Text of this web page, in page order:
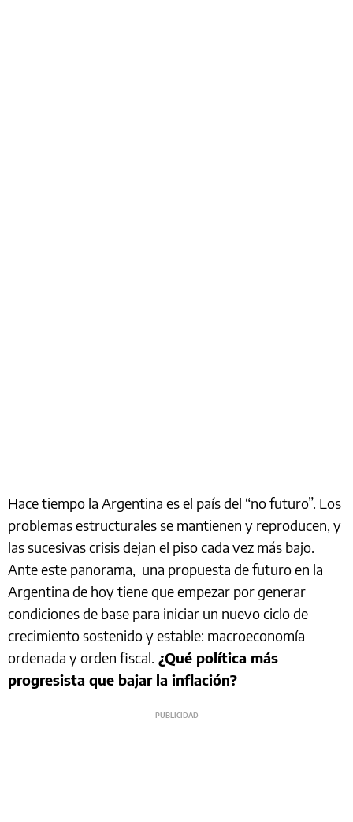
Hace tiempo la Argentina es el país del “no futuro”. Los
problemas estructurales se mantienen y reproducen, y
las sucesivas crisis dejan el piso cada vez más bajo.
Ante este panorama, una propuesta de futuro en la
Argentina de hoy tiene que empezar por generar
condiciones de base para iniciar un nuevo ciclo de
crecimiento sostenido y estable: macroeconomía
ordenada y orden fiscal. ¿Qué política más
progresista que bajar la inflación?